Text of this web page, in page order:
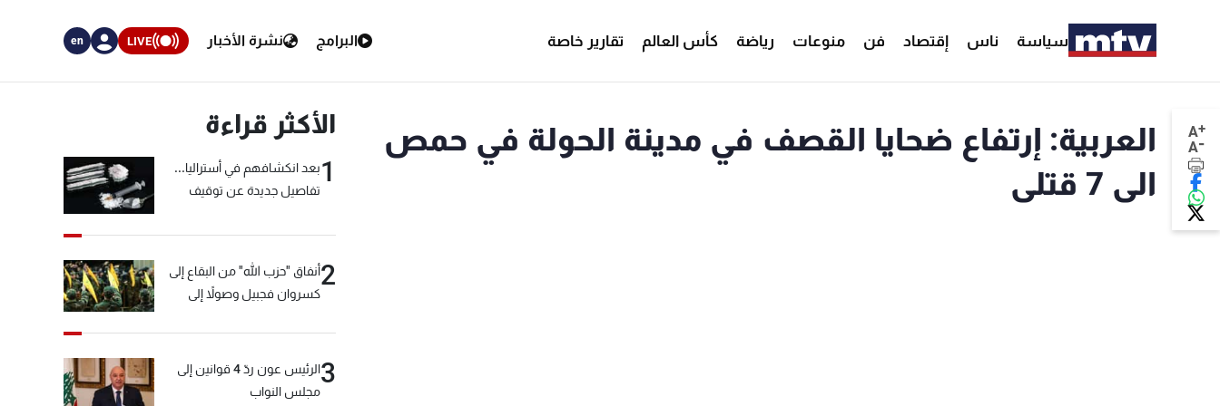
سياسة ناس إقتصاد فن منوعات رياضة كأس العالم تقارير خاصة البرامج نشرة الأخبار LIVE
en
A+
A-
العربية: إرتفاع ضحايا القصف في مدينة الحولة في حمص
الى 7 قتلى
الأكثر قراءة
1بعد انكشافهم في أستراليا...
تفاصيل جديدة عن توقيف
2أنفاق "حزب الله" من البقاع إلى
كسروان فجبيل وصولاً إلى
3
الرئيس عون ردّ 4 قوانين إلى
مجلس النواب